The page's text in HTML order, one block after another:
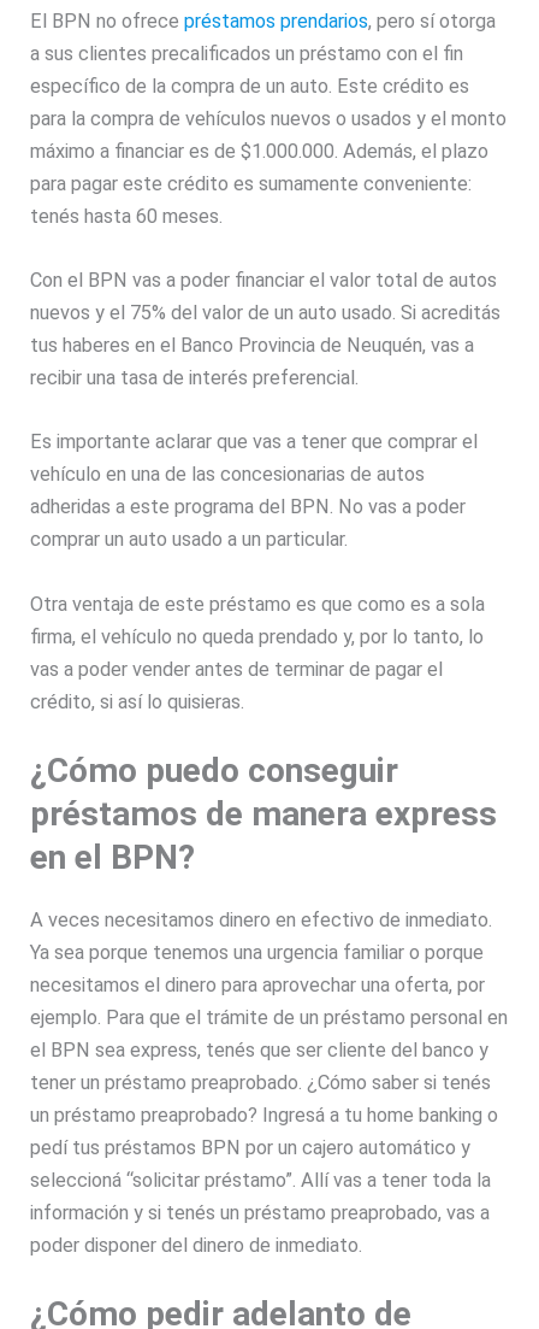
El BPN no ofrecepréstamos prendarios, pero sí otorga
a sus clientes precalificados un préstamo con el fin
específico de la compra de un auto. Este crédito es
para la compra de vehículos nuevos o usados y el monto
máximo a financiar es de $1.000.000. Además, el plazo
para pagar este crédito es sumamente conveniente:
tenés hasta 60 meses.
Con el BPN vas a poder financiar el valor total de autos
nuevos y el 75% del valor de un auto usado. Si acreditás
tus haberes en el Banco Provincia de Neuquén, vas a
recibir una tasa de interés preferencial.
Es importante aclarar que vas a tener que comprar el
vehículo en una de las concesionarias de autos
adheridas a este programa del BPN. No vas a poder
comprar un auto usado a un particular.
Otra ventaja de este préstamo es que como es a sola
firma, el vehículo no queda prendado y, por lo tanto, lo
vas a poder vender antes de terminar de pagar el
crédito, si así lo quisieras.
¿Cómo puedo conseguir
préstamos de manera express
en el BPN?
A veces necesitamos dinero en efectivo de inmediato.
Ya sea porque tenemos una urgencia familiar o porque
necesitamos el dinero para aprovechar una oferta, por
ejemplo. Para que el trámite de un préstamo personal en
el BPN sea express, tenés que ser cliente del banco y
tener un préstamo preaprobado. ¿Cómo saber si tenés
un préstamo preaprobado? Ingresá a tu home banking o
pedí tus préstamos BPN por un cajero automático y
seleccioná “solicitar préstamo”. Allí vas a tener toda la
información y si tenés un préstamo preaprobado, vas a
poder disponer del dinero de inmediato.
¿Cómo pedir adelanto de